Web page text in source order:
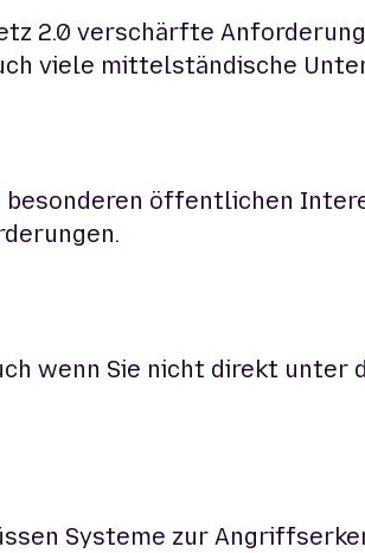
2.0 verschärfte
viele mittelständische
öffentlichen
wenn Sie nicht direkt unter
Systeme zur